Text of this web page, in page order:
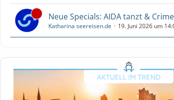
Neue Specials: AIDA tanzt &
Katharina seereisen.de 19. Juni 2026 um